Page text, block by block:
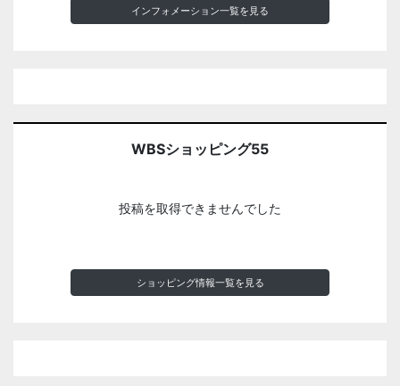
インフォメーション一覧を見る
WBSショッピング55
投稿を取得できませんでした
ショッピング情報一覧を見る